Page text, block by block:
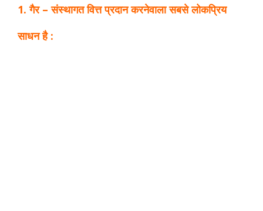
1. गैर – संस्थागत वित्त प्रदान करनेवाला सबसे लोकप्रिय
साधन है :